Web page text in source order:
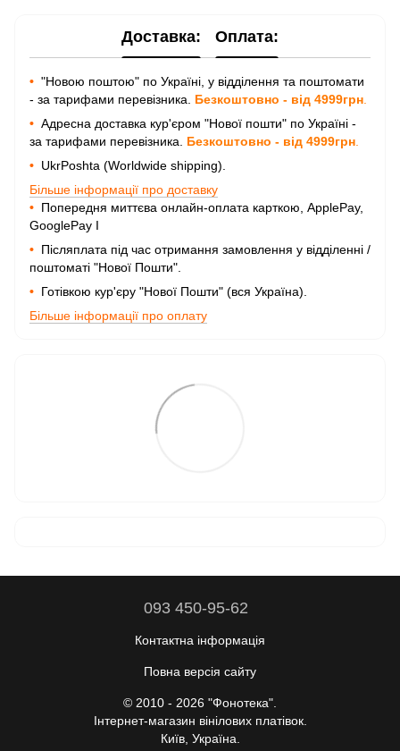
Доставка: Оплата:
• "Новою поштою" по Україні, у відділення та поштомати
- за тарифами перевізника. Безкоштовно - від 4999грн
• Адресна доставка кур'єром "Нової пошти" по Україні -
за тарифами перевізника. Безкоштовно - від 4999грн
• UkrPoshta (Worldwide shipping).
Більше інформації про доставку
• Попередня миттєва онлайн-оплата карткою, ApplePay,
GooglePay I
• Післяплата під час отримання замовлення у відділенні /
поштоматі "Нової Пошти".
• Готівкою кур'єру "Нової Пошти" (вся Україна).
Більше інформації про оплату
093 450-95-62
Контактна інформація
Повна версія сайту
© 2010 - 2026 "Фонотека".
Інтернет-магазин вінілових платівок.
Київ, Україна.